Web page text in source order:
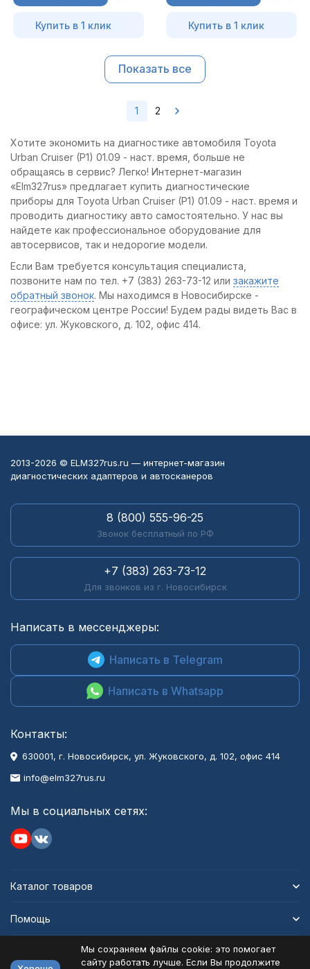
Купить в 1 клик Купить в 1 клик
Показать все
1 2
Хотите экономить на диагностике автомобиля Toyota
Urban Cruiser (P1) 01.09 - наст. время, больше не
обращаясь в сервис? Легко! Интернет-магазин
«Elm327rus» предлагает купить диагностические
приборы для Toyota Urban Cruiser (P1) 01.09 - наст. время и
проводить диагностику авто самостоятельно. У нас вы
найдете как профессиональное оборудование для
автосервисов, так и недорогие модели.
Если Вам требуется консультация специалиста,
позвоните нам по тел. +7 (383) 263-73-12 или закажите
обратный звонок. Мы находимся в Новосибирске -
географическом центре России! Будем рады видеть Вас в
офисе: ул. Жуковского, д. 102, офис 414.
2013-2026 © ELM327rus.ru — интернет-магазин
диагностических адаптеров и автосканеров
8 (800) 555-96-25
Звонок бесплатный по РФ
+7 (383) 263-73-12
Для звонков из г. Новосибирск
Написать в мессенджеры:
Написать в Telegram
Написать в Whatsapp
Контакты:
630001, г. Новосибирск, ул. Жуковского, д. 102, офис 414
info@elm327rus.ru
Мы в социальных сетях:
Каталог товаров
Помощь
Мы сохраняем файлы cookie: это помогает
сайту работать лучше. Если Вы продолжите